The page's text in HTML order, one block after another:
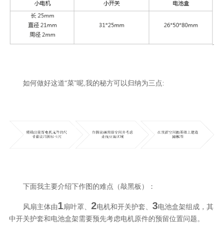
如何做好这道“菜”呢,我的秘方可以归纳为三点:
下面我主要介绍下作图的难点（敲黑板）：
风扇主体由1扇叶罩、 2电机和开关护套、 3电池盒架组成，其
中开关护套和电池盒架需要预先考虑电机原件的预留位置问题。